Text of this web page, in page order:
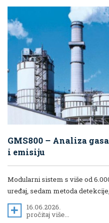
GMS800 – Analiza
i emisiju
Modularni sistem s više od
uređaj, sedam metoda
16.06.2026.
pročitaj više...